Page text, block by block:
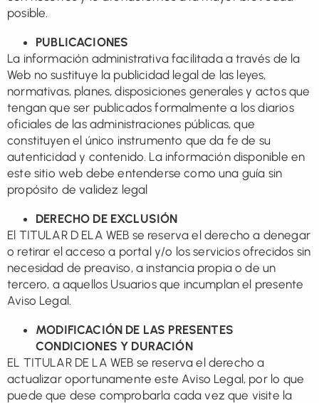
posible.
PUBLICACIONES
La información administrativa facilitada a través de la
Web no sustituye la publicidad legal de las leyes,
normativas, planes, disposiciones generales y actos que
tengan que ser publicados formalmente a los diarios
oficiales de las administraciones públicas, que
constituyen el único instrumento que da fe de su
autenticidad y contenido. La información disponible en
este sitio web debe entenderse como una guía sin
propósito de validez legal
DERECHO DE EXCLUSIÓN
El TITULAR D ELA WEB se reserva el derecho a denegar
o retirar el acceso a portal y/o los servicios ofrecidos sin
necesidad de preaviso, a instancia propia o de un
tercero, a aquellos Usuarios que incumplan el presente
Aviso Legal.
MODIFICACIÓN DE LAS PRESENTES
CONDICIONES Y DURACIÓN
EL TITULAR DE LA WEB se reserva el derecho a
actualizar oportunamente este Aviso Legal, por lo que
puede que dese comprobarla cada vez que visite la